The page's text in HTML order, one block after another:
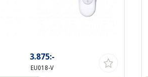
3.875:-
EU018-V